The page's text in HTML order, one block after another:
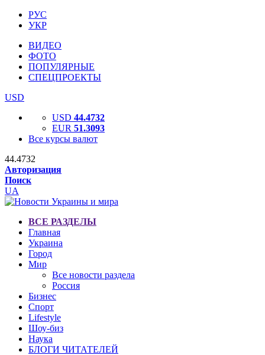
РУС
УКР
ВИДЕО
ФОТО
ПОПУЛЯРНЫЕ
СПЕЦПРОЕКТЫ
USD
USD 44.4732
EUR 51.3093
Все курсы валют
44.4732
Авторизация
Поиск
UA
ВСЕ РАЗДЕЛЫ
Главная
Украина
Город
Мир
Все новости раздела
Россия
Бизнес
Спорт
Lifestyle
Шоу-биз
Наука
БЛОГИ ЧИТАТЕЛЕЙ